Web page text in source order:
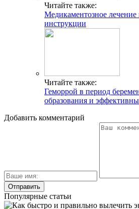
Читайте также:
Медикаментозное
инструкции
Читайте также:
Геморрой в период
образования и
Добавить комментарий
Популярные статьи